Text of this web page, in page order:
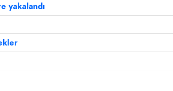
yakalandı